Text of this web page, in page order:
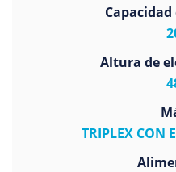
Capacidad
Altura de
TRIPLEX CON